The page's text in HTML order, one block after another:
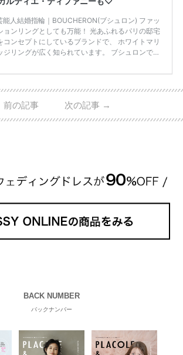
能人結婚指輪｜BOUCHERON(ブシュロン) ファッ
ョンリングとしても万能！ 光あふれるパリの邸宅
コンセプトにしているブランドで、 ホワイトマリ
ジリングが広く知られています。 ブシュロンで特
グ」は、 小栗さんと山田さんが結婚指輪に選ばれ
ので、 とても人気となっているのです。 その相場
、10～30万円ほどとなっています。 小栗旬さん・
前の記事 次の記事 →
BACK NUMBER
バックナンバー